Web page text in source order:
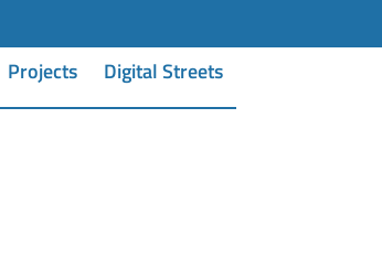
Projects Digital Streets